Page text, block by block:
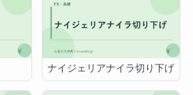
ナイジェリアナイラ切り下げ